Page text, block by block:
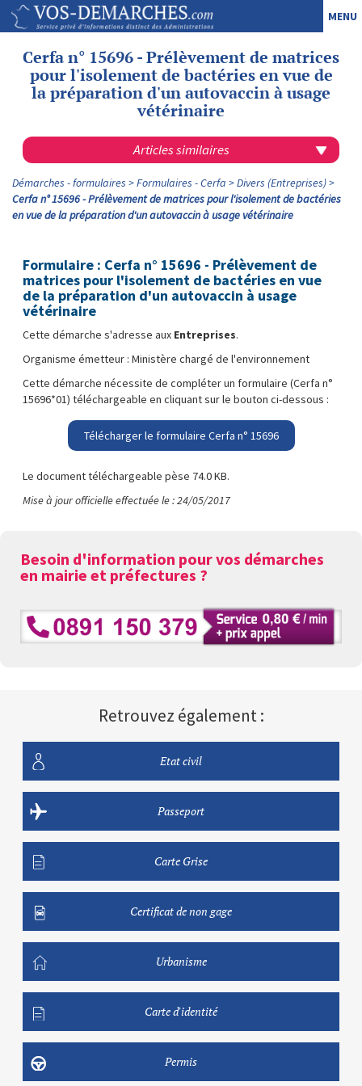
MENU
Cerfa n° 15696 - Prélèvement de matrices
pour l'isolement de bactéries en vue de
la préparation d'un autovaccin à usage
vétérinaire
Articles similaires
Démarches - formulaires Formulaires - Cerfa
Divers (Entreprises)
Cerfa n° 15696 - Prélèvement de matrices pour l'isolement de bactéries
en vue de la préparation d'un autovaccin à usage vétérinaire
Formulaire : Cerfa n° 15696 - Prélèvement de
matrices pour l'isolement de bactéries en vue
de la préparation d'un autovaccin à usage
vétérinaire
Cette démarche s'adresse aux Entreprises.
Organisme émetteur : Ministère chargé de l'environnement
Cette démarche nécessite de compléter un formulaire (Cerfa n°
15696*01) téléchargeable en cliquant sur le bouton ci-dessous :
Télécharger le formulaire Cerfa n° 15696
Le document téléchargeable pèse 74.0 KB.
Mise à jour officielle effectuée le : 24/05/2017
Besoin d'information pour vos démarches
en mairie et préfectures ?
Retrouvez également :
Etat civil
Passeport
Carte Grise
Certificat de non gage
Urbanisme
Carte d'identité
Permis